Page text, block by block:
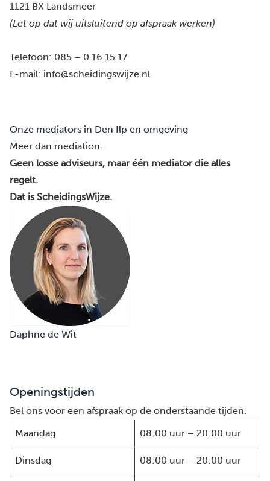
1121 BX Landsmeer
(Let op dat wij uitsluitend op afspraak werken)
Telefoon: 085 – 0 16 15 17
E-mail: info@scheidingswijze.nl
Onze mediators in Den Ilp en omgeving
Meer dan mediation.
Geen losse adviseurs, maar één mediator die alles
regelt.
Dat is ScheidingsWijze.
Daphne de Wit
Openingstijden
Bel ons voor een afspraak op de onderstaande tijden.
Maandag
08:00 uur – 20:00 uur
Dinsdag 08:00 uur – 20:00 uur